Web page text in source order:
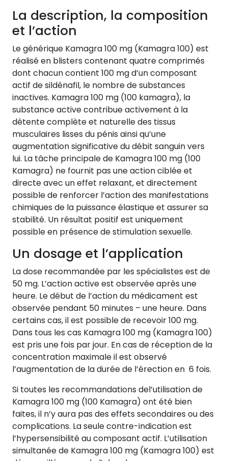
La description, la composition
et l’action
Le générique Kamagra 100 mg (Kamagra 100) est
réalisé en blisters contenant quatre comprimés
dont chacun contient 100 mg d’un composant
actif de sildénafil, le nombre de substances
inactives. Kamagra 100 mg (100 kamagra), la
substance active contribue activement à la
détente complète et naturelle des tissus
musculaires lisses du pénis ainsi qu’une
augmentation significative du débit sanguin vers
lui. La tâche principale de Kamagra 100 mg (100
Kamagra) ne fournit pas une action ciblée et
directe avec un effet relaxant, et directement
possible de renforcer l’action des manifestations
chimiques de la puissance élastique et assurer sa
stabilité. Un résultat positif est uniquement
possible en présence de stimulation sexuelle.
Un dosage et l’application
La dose recommandée par les spécialistes est de
50 mg. L’action active est observée après une
heure. Le début de l’action du médicament est
observée pendant 50 minutes – une heure. Dans
certains cas, il est possible de recevoir 100 mg.
Dans tous les cas Kamagra 100 mg (Kamagra 100)
est pris une fois par jour. En cas de réception de la
concentration maximale il est observé
l’augmentation de la durée de l’érection en 6 fois.
Si toutes les recommandations del’utilisation de
Kamagra 100 mg (100 Kamagra) ont été bien
faites, il n’y aura pas des effets secondaires ou des
complications. La seule contre-indication est
l’hypersensibilité au composant actif. L’utilisation
simultanée de Kamagra 100 mg (Kamagra 100) est